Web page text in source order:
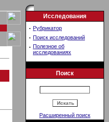
Исследования
· Рубрикатор
· Поиск исследований
· Полезное об
исследованиях
Поиск
Расширенный поиск